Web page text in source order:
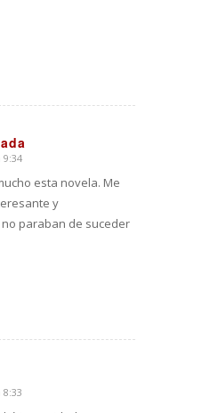
9:34
esta novela. Me
y
paraban de suceder